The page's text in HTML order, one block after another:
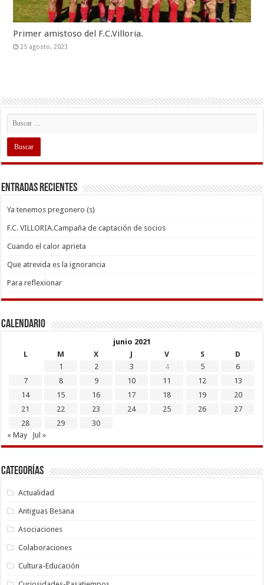
Primer amistoso del F.C.Villoria.
25 agosto, 2023
Entradas recientes
Ya tenemos pregonero (s)
F.C. VILLORIA.Campaña de captación de socios
Cuando el calor aprieta
Que atrevida es la ignorancia
Para reflexionar
Calendario
junio 2021
L
M X J V S
D
1
2 3 4 5
6
7
8 9 10 11 12
13
14
15 16 17 18 19
20
21
22 23 24 25 26
27
28
29
30
« May
Jul »
Categorías
Actualidad
Antiguas Besana
Asociaciones
Colaboraciones
Cultura-Educación